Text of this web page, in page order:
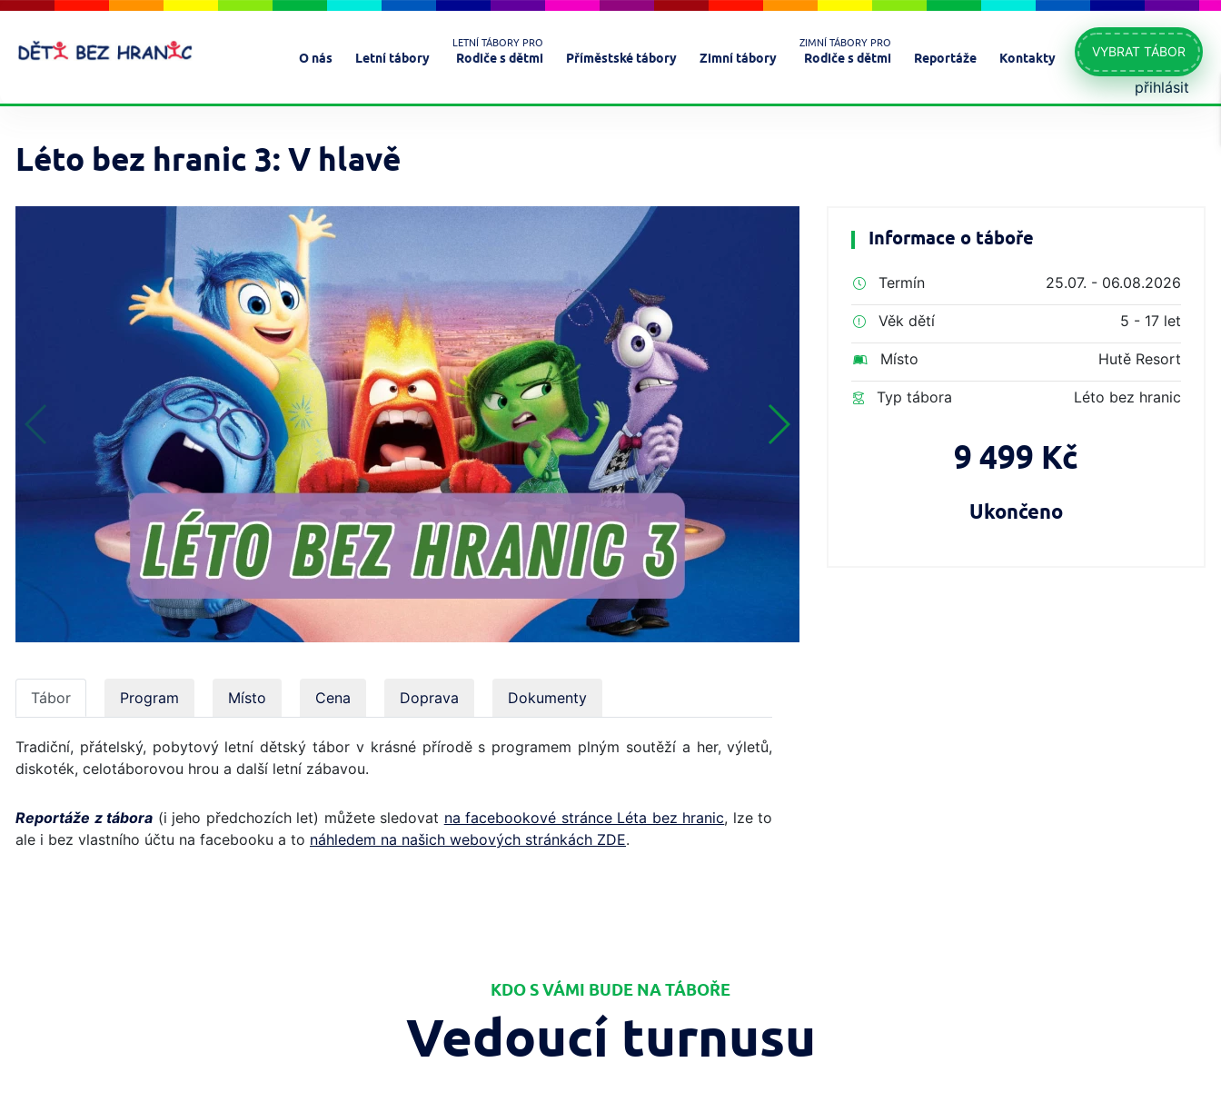
O nás Letní tábory
LETNÍ TÁBORY PRO
Rodiče s dětmi Příměstské tábory Zimní tábory
ZIMNÍ TÁBORY PRO
Rodiče s dětmi Reportáže Kontakty VYBRAT TÁBOR
přihlásit
Léto bez hranic 3: V hlavě
Tábor Program Místo Cena Doprava Dokumenty
Tradiční, přátelský, pobytový letní dětský tábor v krásné přírodě s programem plným soutěží a her, výletů,
diskoték, celotáborovou hrou a další letní zábavou.
Reportáže z tábora (i jeho předchozích let) můžete sledovat na facebookové stránce Léta bez hranic, lze to
ale i bez vlastního účtu na facebooku a to náhledem na našich webových stránkách ZDE.
Informace o táboře
Termín 25.07. - 06.08.2026
Věk dětí 5 - 17 let
Místo Hutě Resort
Typ tábora Léto bez hranic
9 499 Kč
Ukončeno
KDO S VÁMI BUDE NA TÁBOŘE
Vedoucí turnusu